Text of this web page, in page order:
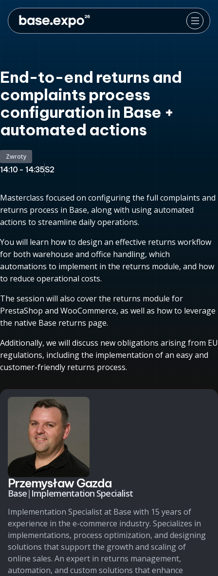
End-to-end returns and
complaints process
configuration in Base +
automated actions
Zwroty
14:10 - 14:35S2
Masterclass focused on configuring the full complaints and
returns process in Base, along with using automated
actions to streamline daily operations.
You will learn how to design an effective returns workflow
for both warehouse and office handling, which
automations to implement in the returns module, and how
to reduce operational costs.
The session will also cover the returns module for
PrestaShop and WooCommerce, as well as how to leverage
the native Base returns page.
Additionally, we will discuss new obligations arising from EU
regulations, including the implementation of an easy and
customer-friendly returns process.
Przemysław Gazda
Base| Implementation Specialist
Implementation Specialist at Base with 15 years of
experience in the e-commerce industry. Specializes in
implementations, process optimization, and designing
solutions that support the growth and scaling of
online sales. An expert in returns management,
automation, and custom solutions that enhance